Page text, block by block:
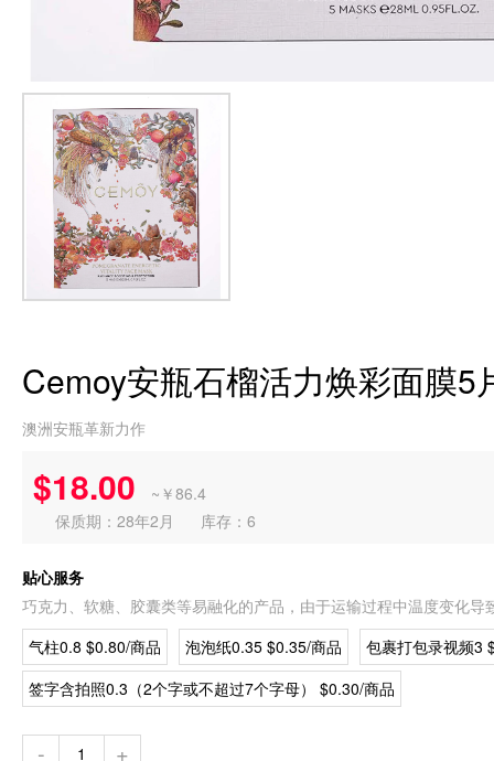
Cemoy安瓶石榴活力焕彩面膜5
澳洲安瓶革新力作
$18.00
~￥86.4
保质期：28年2月
库存：6
贴心服务
巧克力、软糖、胶囊类等易融化的产品，由于运输过程中温度变化
气柱0.8 $0.80/商品
泡泡纸0.35 $0.35/商品
包裹打包录视频3
签字含拍照0.3（2个字或不超过7个字母） $0.30/商品
- +